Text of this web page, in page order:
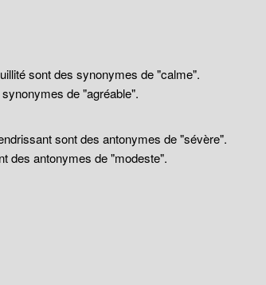
sont des synonymes de "calme".
de "agréable".
sont des antonymes de "sévère".
des antonymes de "modeste".